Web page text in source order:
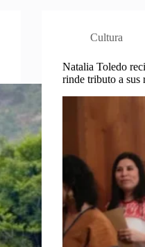
Cultura
Natalia Toledo
rinde tributo a sus